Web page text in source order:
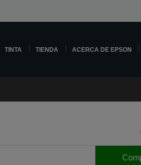
TINTA TIENDA ACERCA DE EPSON